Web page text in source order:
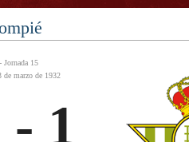
Jornada 15
marzo de 1932
- 1